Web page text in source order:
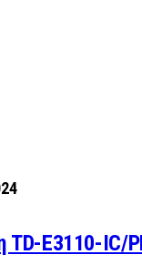
TD-E3110-IC/